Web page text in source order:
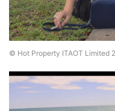
© Hot Property ITAOT Limited